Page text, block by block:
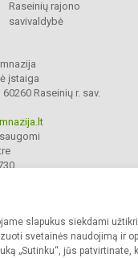
slapukus siekdami
svetainės naudojimą ir
„Sutinku“, jūs patvirtinate,
Raseinių rajono
savivaldybė
įstaiga
Raseinių r. sav.
r. Ariogalos gimnazija. Visos
gimnazijos sutikimo